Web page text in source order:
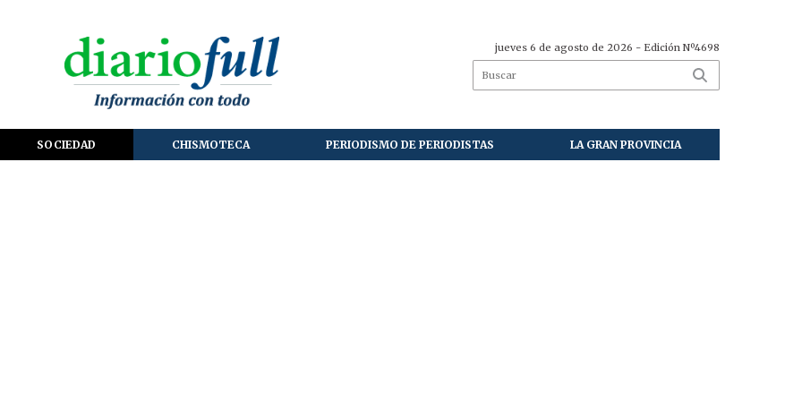
jueves 6 de agosto de 2026 - Edición Nº4698
SOCIEDAD CHISMOTECA PERIODISMO DE PERIODISTAS LA GRAN PROVINCIA